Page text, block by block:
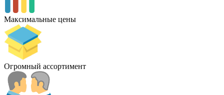
Максимальные цены
Огромный ассортимент